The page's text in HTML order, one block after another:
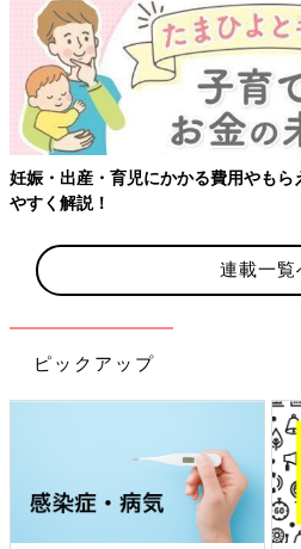
【ワクチン接種できるものも】妊婦
連載一覧
ピックアップ